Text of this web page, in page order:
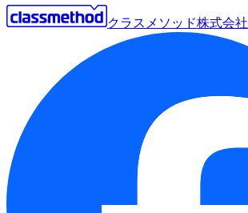
クラスメソッド株式会社